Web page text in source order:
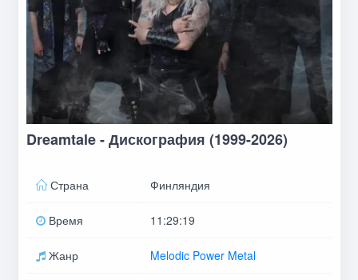
Dreamtale - Дискография (1999-2026)
Страна Финляндия
Время 11:29:19
Жанр Melodic Power Metal